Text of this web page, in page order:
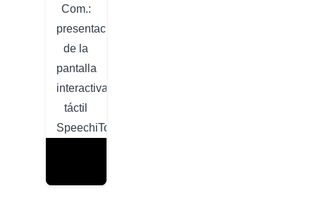
Com.:
presentación
de la
pantalla
interactiva
táctil
SpeechiTouch